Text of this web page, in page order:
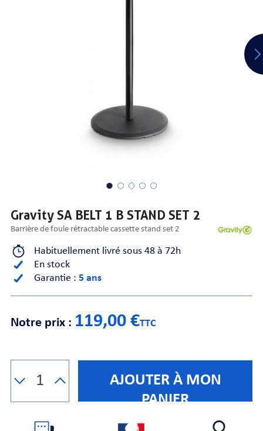
AUDIO
Gravity SA BELT 1 B STAND SET 2
barrière de foule rétractable cassette stand set 2
Habituellement livré sous 48 à 72h
En stock
Garantie : 5 ans
Notre prix : 119,00 €TTC
AJOUTER À MON
PANIER